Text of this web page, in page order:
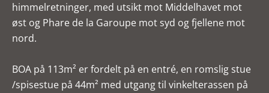
himmelretninger, med utsikt mot Middelhavet mot
øst og Phare de la Garoupe mot syd og fjellene mot
nord.
BOA på 113m² er fordelt på en entré, en romslig stue
/spisestue på 44m² med utgang til vinkelterassen på